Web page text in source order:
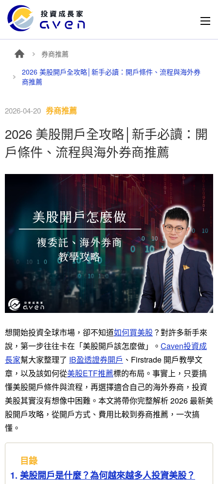
券商推薦
2026 美股開戶全攻略│新手必讀：開戶條件、流程與海外券
商推薦
2026-04-20 券商推薦
2026 美股開戶全攻略│新手必讀：開
戶條件、流程與海外券商推薦
想開始投資全球市場，卻不知道如何買美股？對許多新手來
說，第一步往往卡在「美股開戶該怎麼做」。 Caven投資成
長家幫大家整理了 IB盈透證券開戶 、Firstrade 開戶教學文
章，以及該如何從美股ETF推薦標的布局。事實上，只要搞
懂美股開戶條件與流程，再選擇適合自己的海外券商，投資
美股其實沒有想像中困難。本文將帶你完整解析 2026 最新美
股開戶攻略，從開戶方式、費用比較到券商推薦，一次搞
懂。
目錄
美股開戶是什麼？為何越來越多人投資美股？